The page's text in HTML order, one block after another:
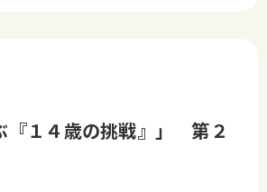
『１４歳の挑戦』」 第２